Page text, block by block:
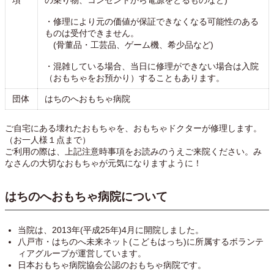
・修理により元の価値が保証できなくなる可能性のある
ものは受付できません。
(骨董品・工芸品、ゲーム機、希少品など)
・混雑している場合、当日に修理ができない場合は入院
（おもちゃをお預かり）することもあります。
団体 はちのへおもちゃ病院
ご自宅にある壊れたおもちゃを、おもちゃドクターが修理します。
（お一人様１点まで）
ご利用の際は、上記注意時事項をお読みのうえご来院ください。み
なさんの大切なおもちゃが元気になりますように！
はちのへおもちゃ病院について
当院は、2013年(平成25年)4月に開院しました。
八戸市・はちのへ未来ネット(こどもはっち)に所属するボランテ
ィアグループが運営しています。
日本おもちゃ病院協会公認のおもちゃ病院です。